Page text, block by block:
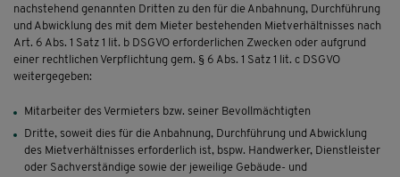
nachstehend genannten Dritten zu den für die Anbahnung, Durchführung
und Abwicklung des mit dem Mieter bestehenden Mietverhältnisses nach
Art. 6 Abs. 1 Satz 1 lit. b DSGVO erforderlichen Zwecken oder aufgrund
einer rechtlichen Verpflichtung gem. § 6 Abs. 1 Satz 1 lit. c DSGVO
weitergegeben:
Mitarbeiter des Vermieters bzw. seiner Bevollmächtigten
Dritte, soweit dies für die Anbahnung, Durchführung und Abwicklung
des Mietverhältnisses erforderlich ist, bspw. Handwerker, Dienstleister
oder Sachverständige sowie der jeweilige Gebäude- und